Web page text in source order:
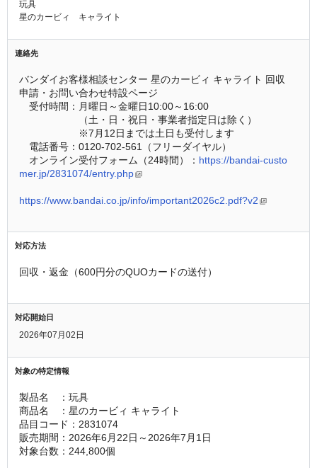
玩具
星のカービィ キャライト
連絡先
バンダイお客様相談センター 星のカービィ キャライト 回収
申請・お問い合わせ特設ページ
受付時間：月曜日～金曜日10:00～16:00
（土・日・祝日・事業者指定日は除く）
※7月12日までは土日も受付します
電話番号：0120-702-561（フリーダイヤル）
オンライン受付フォーム（24時間）： https://bandai-custo
mer.jp/2831074/entry.php
https://www.bandai.co.jp/info/important2026c2.pdf?v2
対応方法
回収・返金（600円分のQUOカードの送付）
対応開始日
2026年07月02日
対象の特定情報
製品名　：玩具
商品名　：星のカービィ キャライト
販売期間：2026年6月22日～2026年7月1日
対象台数：244,800個